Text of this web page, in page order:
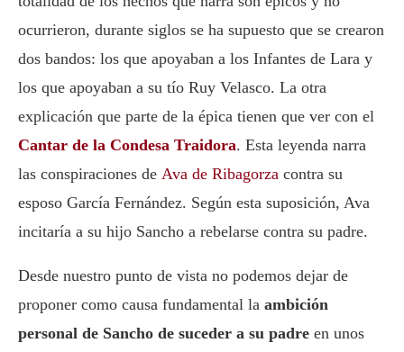
ocurrieron, durante siglos se ha supuesto que se crearon
dos bandos: los que apoyaban a los Infantes de Lara y
los que apoyaban a su tío Ruy Velasco. La otra
explicación que parte de la épica tienen que ver con el
Cantar de la Condesa Traidora. Esta leyenda narra
las conspiraciones de Ava de Ribagorza contra su
esposo García Fernández. Según esta suposición, Ava
incitaría a su hijo Sancho a rebelarse contra su padre.
Desde nuestro punto de vista no podemos dejar de
proponer como causa fundamental la ambición
personal de Sancho de suceder a su padre en unos